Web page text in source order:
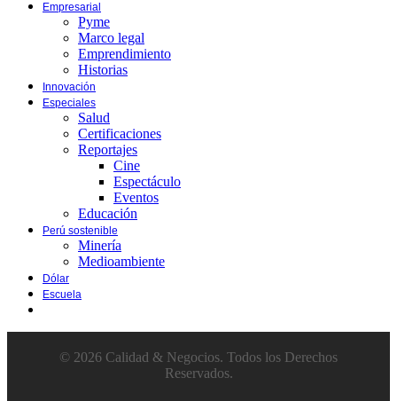
Empresarial
Pyme
Marco legal
Emprendimiento
Historias
Innovación
Especiales
Salud
Certificaciones
Reportajes
Cine
Espectáculo
Eventos
Educación
Perú sostenible
Minería
Medioambiente
Dólar
Escuela
© 2026 Calidad & Negocios. Todos los Derechos
Reservados.